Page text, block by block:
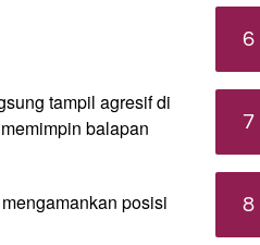
tampil agresif di
balapan
posisi
6
7
8